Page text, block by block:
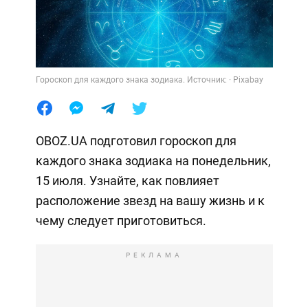
Гороскоп для каждого знака зодиака. Источник: · Pixabay
OBOZ.UA подготовил гороскоп для
каждого знака зодиака на понедельник,
15 июля. Узнайте, как повлияет
расположение звезд на вашу жизнь и к
чему следует приготовиться.
РЕКЛАМА